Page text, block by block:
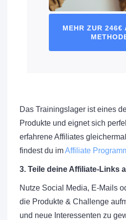
MEHR ZUR 246€
Das Trainingslager ist eines
Produkte und eignet sich
erfahrene Affiliates
findest du imAffiliate
3. Teile deine Affiliate-Links
Nutze Social Media, E-Mails
die Produkte & Challenge
und neue Interessenten zu